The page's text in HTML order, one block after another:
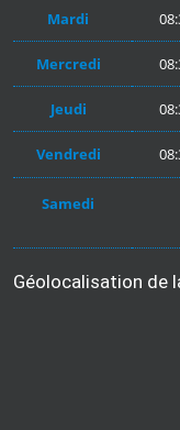
Mardi
Mercredi
Jeudi
Vendredi
Samedi
Géolocalisation de